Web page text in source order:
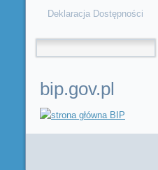
Deklaracja Dostępności
Formularz wyszukiwania
bip.gov.pl